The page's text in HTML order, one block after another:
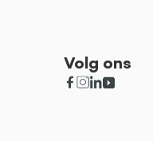
Volg ons